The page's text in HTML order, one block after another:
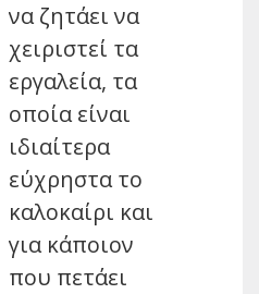
να ζητάει να
χειριστεί τα
εργαλεία, τα
οποία είναι
ιδιαίτερα
εύχρηστα το
καλοκαίρι και
για κάποιον
που πετάει